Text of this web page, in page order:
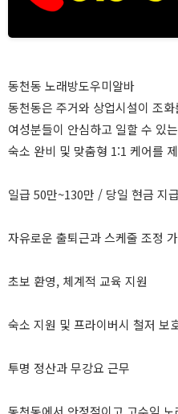
동천동 노래방도우미알바
동천동은 주거와 상업시설이 조
여성분들이 안심하고 일할 수 있
숙소 완비 및 맞춤형 1:1 케어를
일급 50만~130만 / 당일 현금 지급
자유로운 출퇴근과 스케줄 조정
초보 환영, 체계적 교육 지원
숙소 지원 및 프라이버시 철저 보
투명 정산과 무강요 근무